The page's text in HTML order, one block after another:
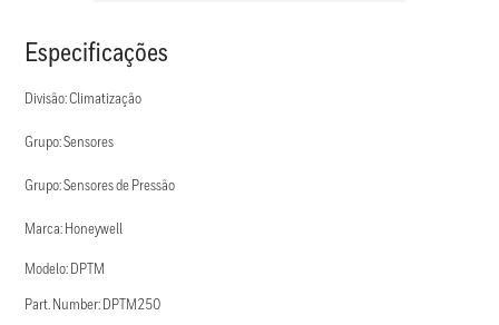
Especificações
Divisão: Climatização
Grupo: Sensores
Grupo: Sensores de Pressão
Marca: Honeywell
Modelo: DPTM
Part. Number: DPTM250